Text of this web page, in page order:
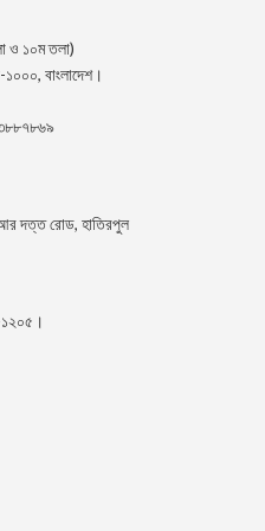
ও ১০ম তলা)
বাংলাদেশ।
দত্ত রোড, হাতিরপুল
১২০৫।